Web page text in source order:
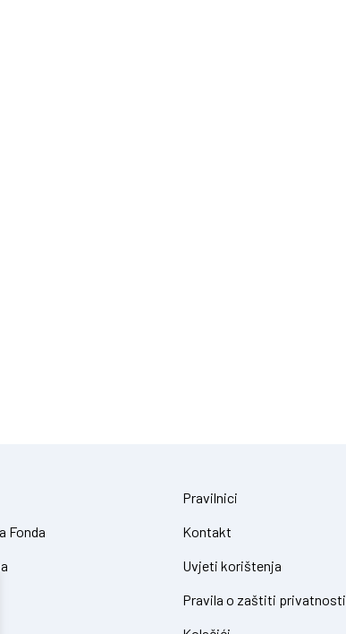
Fonda
Pravilnici
Kontakt
Uvjeti korištenja
Pravila o zaštiti privatnosti